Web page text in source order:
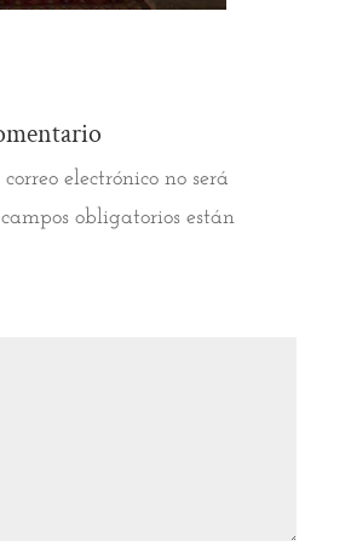
electrónico no será
obligatorios están